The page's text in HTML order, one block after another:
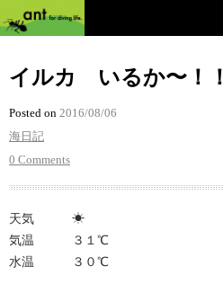
イルカ いるか〜！！
Posted on 2016/08/06
海日記
0 Comments
天気 ☀︎
気温 ３１℃
水温 ３０℃